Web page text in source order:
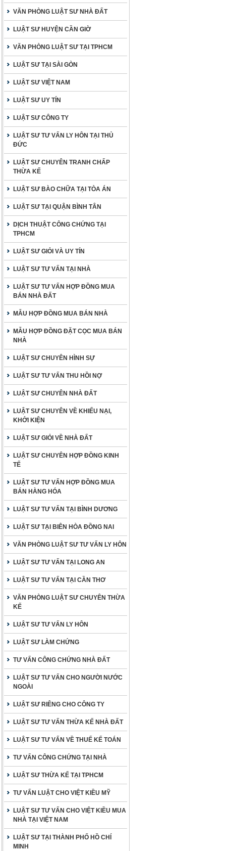
VĂN PHÒNG LUẬT SƯ NHÀ ĐẤT
LUẬT SƯ HUYỆN CẦN GIỜ
VĂN PHÒNG LUẬT SƯ TẠI TPHCM
LUẬT SƯ TẠI SÀI GÒN
LUẬT SƯ VIỆT NAM
LUẬT SƯ UY TÍN
LUẬT SƯ CÔNG TY
LUẬT SƯ TƯ VẤN LY HÔN TẠI THỦ
ĐỨC
LUẬT SƯ CHUYÊN TRANH CHẤP
THỪA KẾ
LUẬT SƯ BÀO CHỮA TẠI TÒA ÁN
LUẬT SƯ TẠI QUẬN BÌNH TÂN
DỊCH THUẬT CÔNG CHỨNG TẠI
TPHCM
LUẬT SƯ GIỎI VÀ UY TÍN
LUẬT SƯ TƯ VẤN TẠI NHÀ
LUẬT SƯ TƯ VẤN HỢP ĐỒNG MUA
BÁN NHÀ ĐẤT
MẪU HỢP ĐỒNG MUA BÁN NHÀ
MẪU HỢP ĐỒNG ĐẶT CỌC MUA BÁN
NHÀ
LUẬT SƯ CHUYÊN HÌNH SỰ
LUẬT SƯ TƯ VẤN THU HỒI NỢ
LUẬT SƯ CHUYÊN NHÀ ĐẤT
LUẬT SƯ CHUYÊN VỀ KHIẾU NẠI,
KHỞI KIỆN
LUẬT SƯ GIỎI VỀ NHÀ ĐẤT
LUẬT SƯ CHUYÊN HỢP ĐỒNG KINH
TẾ
LUẬT SƯ TƯ VẤN HỢP ĐỒNG MUA
BÁN HÀNG HÓA
LUẬT SƯ TƯ VẤN TẠI BÌNH DƯƠNG
LUẬT SƯ TẠI BIÊN HÒA ĐỒNG NAI
VĂN PHÒNG LUẬT SƯ TƯ VẤN LY HÔN
LUẬT SƯ TƯ VẤN TẠI LONG AN
LUẬT SƯ TƯ VẤN TẠI CẦN THƠ
VĂN PHÒNG LUẬT SƯ CHUYÊN THỪA
KẾ
LUẬT SƯ TƯ VẤN LY HÔN
LUẬT SƯ LÀM CHỨNG
TƯ VẤN CÔNG CHỨNG NHÀ ĐẤT
LUẬT SƯ TƯ VẤN CHO NGƯỜI NƯỚC
NGOÀI
LUẬT SƯ RIÊNG CHO CÔNG TY
LUẬT SƯ TƯ VẤN THỪA KẾ NHÀ ĐẤT
LUẬT SƯ TƯ VẤN VỀ THUẾ KẾ TOÁN
TƯ VẤN CÔNG CHỨNG TẠI NHÀ
LUẬT SƯ THỪA KẾ TẠI TPHCM
TƯ VẤN LUẬT CHO VIỆT KIỀU MỸ
LUẬT SƯ TƯ VẤN CHO VIỆT KIỀU MUA
NHÀ TẠI VIỆT NAM
LUẬT SƯ TẠI THÀNH PHỐ HỒ CHÍ
MINH